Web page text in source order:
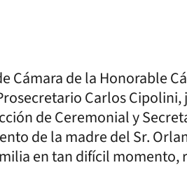
Cámara de la Honorable
Carlos
de Ceremonial y
de la madre del Sr.
en tan difícil momento,